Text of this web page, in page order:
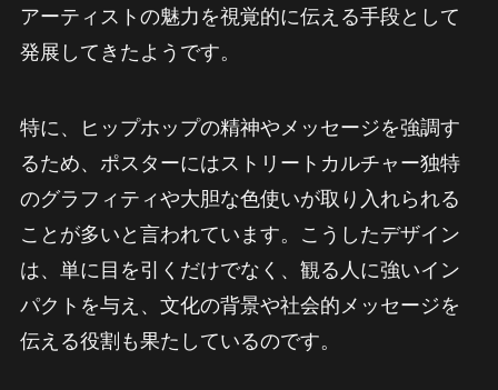
アーティストの魅力を視覚的に伝える手段として
発展してきたようです。
特に、ヒップホップの精神やメッセージを強調す
るため、ポスターにはストリートカルチャー独特
のグラフィティや大胆な色使いが取り入れられる
ことが多いと言われています。こうしたデザイン
は、単に目を引くだけでなく、観る人に強いイン
パクトを与え、文化の背景や社会的メッセージを
伝える役割も果たしているのです。